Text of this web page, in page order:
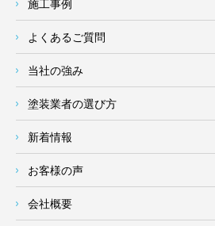
施工事例
よくあるご質問
当社の強み
塗装業者の選び方
新着情報
お客様の声
会社概要